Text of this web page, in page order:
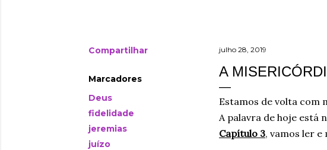
Compartilhar
Marcadores
Deus
fidelidade
jeremias
juízo
julho 28, 2019
A
Estamos de volta com
A palavra de hoje está
Capítulo 3, vamos ler